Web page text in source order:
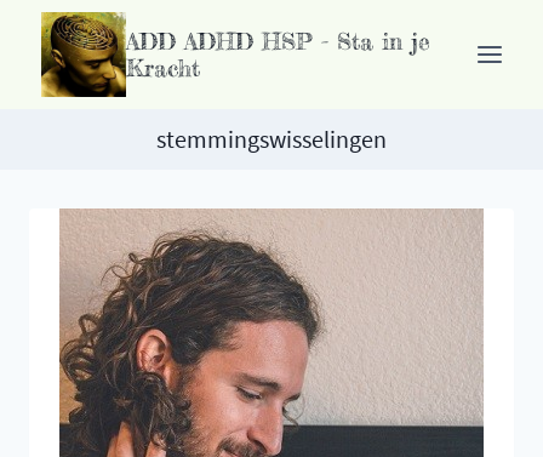
ADD ADHD HSP - Sta in je
Kracht
stemmingswisselingen